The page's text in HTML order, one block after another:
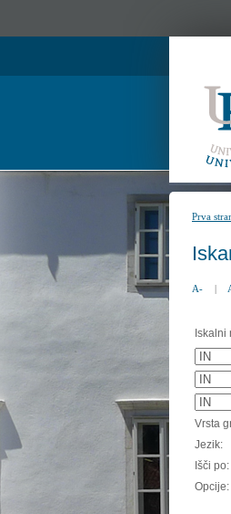
Prva
A- |
Iskalni
Vrsta
Jezik:
Išči po:
Opcije: